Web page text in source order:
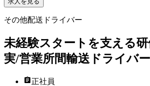
その他配送ドライバー
未経験スタートを支える
実/営業所間輸送ドライバー
正社員